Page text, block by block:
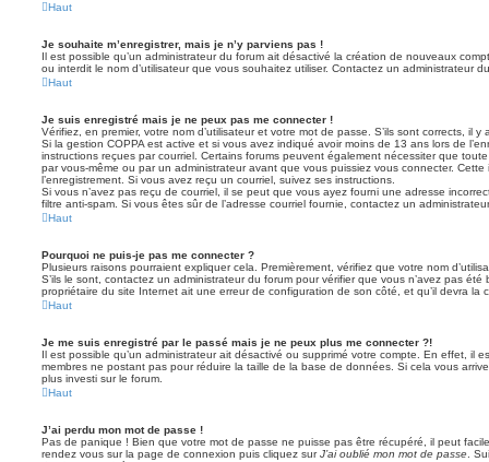
Haut
Je souhaite m’enregistrer, mais je n’y parviens pas !
Il est possible qu’un administrateur du forum ait désactivé la création de nouveaux
ou interdit le nom d’utilisateur que vous souhaitez utiliser. Contactez un administrateur
Haut
Je suis enregistré mais je ne peux pas me connecter !
Vérifiez, en premier, votre nom d’utilisateur et votre mot de passe. S’ils sont corrects, il y
Si la gestion COPPA est active et si vous avez indiqué avoir moins de 13 ans lors de
instructions reçues par courriel. Certains forums peuvent également nécessiter que
par vous-même ou par un administrateur avant que vous puissiez vous connecter.
l’enregistrement. Si vous avez reçu un courriel, suivez ses instructions.
Si vous n’avez pas reçu de courriel, il se peut que vous ayez fourni une adresse
filtre anti-spam. Si vous êtes sûr de l’adresse courriel fournie, contactez un
Haut
Pourquoi ne puis-je pas me connecter ?
Plusieurs raisons pourraient expliquer cela. Premièrement, vérifiez que votre nom
S’ils le sont, contactez un administrateur du forum pour vérifier que vous n’avez pas
propriétaire du site Internet ait une erreur de configuration de son côté, et qu’il devra la
Haut
Je me suis enregistré par le passé mais je ne peux plus me connecter ?!
Il est possible qu’un administrateur ait désactivé ou supprimé votre compte. En effet, il
membres ne postant pas pour réduire la taille de la base de données. Si cela vous
plus investi sur le forum.
Haut
J’ai perdu mon mot de passe !
Pas de panique ! Bien que votre mot de passe ne puisse pas être récupéré, il peut
rendez vous sur la page de connexion puis cliquez surJ’ai oublié mon mot de passe .